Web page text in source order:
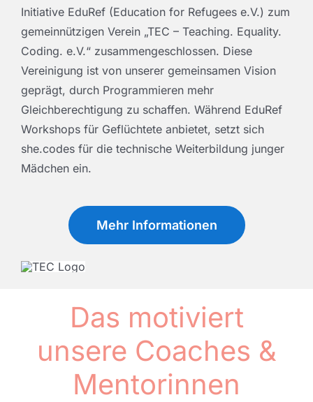
Initiative EduRef (Education for Refugees e.V.) zum
gemeinnützigen Verein „TEC – Teaching. Equality.
Coding. e.V.“ zusammengeschlossen. Diese
Vereinigung ist von unserer gemeinsamen Vision
geprägt, durch Programmieren mehr
Gleichberechtigung zu schaffen. Während EduRef
Workshops für Geflüchtete anbietet, setzt sich
she.codes für die technische Weiterbildung junger
Mädchen ein.
Mehr Informationen
Das motiviert
unsere Coaches &
Mentorinnen